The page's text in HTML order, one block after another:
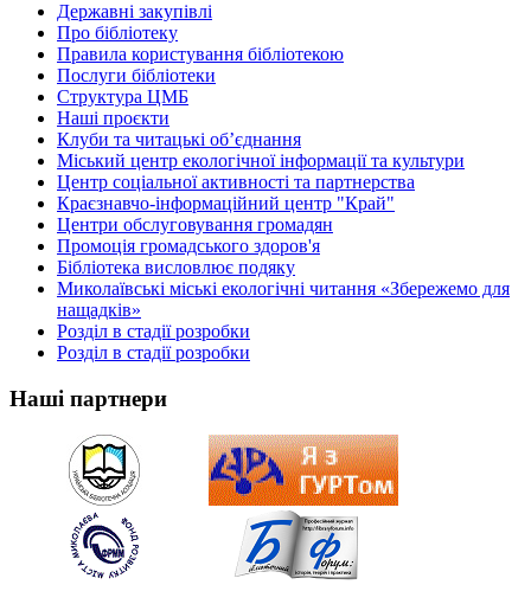
Державні закупівлі
Про бібліотеку
Правила користування бібліотекою
Послуги бібліотеки
Структура ЦМБ
Наші проєкти
Клуби та читацькі об’єднання
Міський центр екологічної інформації та культури
Центр соціальної активності та партнерства
Краєзнавчо-інформаційний центр "Край"
Центри обслуговування громадян
Промоція громадського здоров'я
Бібліотека висловлює подяку
Миколаївські міські екологічні читання «Збережемо для
нащадків»
Розділ в стадії розробки
Розділ в стадії розробки
Наші партнери